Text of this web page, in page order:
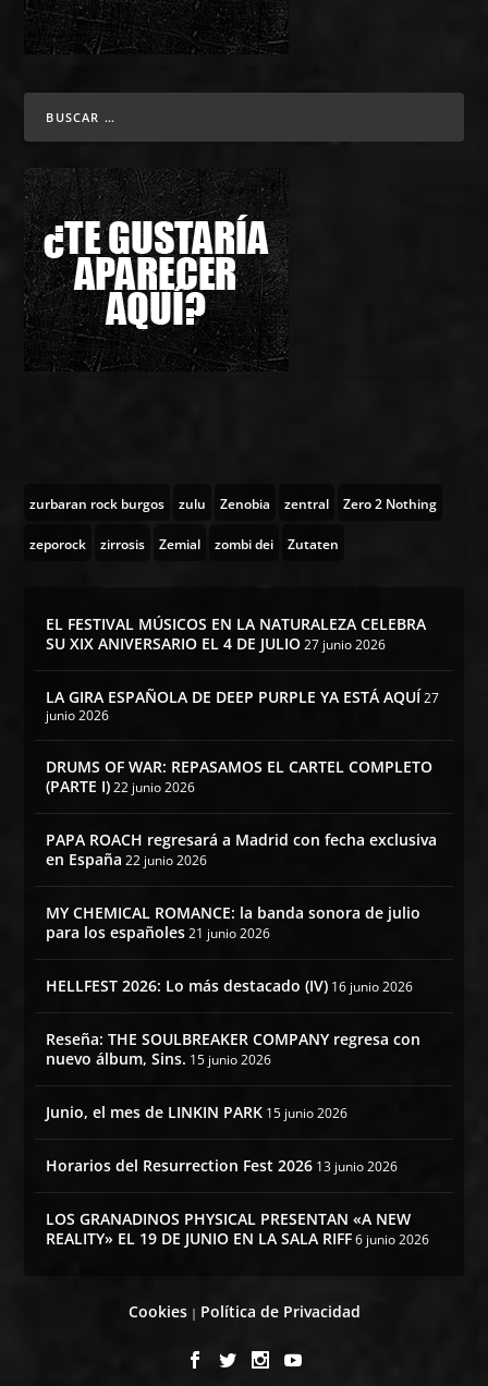
zurbaran rock burgos zulu Zenobia zentral Zero 2 Nothing
zeporock zirrosis Zemial zombi dei Zutaten
EL FESTIVAL MÚSICOS EN LA NATURALEZA CELEBRA
SU XIX ANIVERSARIO EL 4 DE JULIO 27 junio 2026
LA GIRA ESPAÑOLA DE DEEP PURPLE YA ESTÁ AQUÍ27
junio 2026
DRUMS OF WAR: REPASAMOS EL CARTEL COMPLETO
(PARTE I) 22 junio 2026
PAPA ROACH regresará a Madrid con fecha exclusiva
en España 22 junio 2026
MY CHEMICAL ROMANCE: la banda sonora de julio
para los españoles 21 junio 2026
HELLFEST 2026: Lo más destacado (IV) 16 junio 2026
Reseña: THE SOULBREAKER COMPANY regresa con
nuevo álbum, Sins. 15 junio 2026
Junio, el mes de LINKIN PARK 15 junio 2026
Horarios del Resurrection Fest 2026 13 junio 2026
LOS GRANADINOS PHYSICAL PRESENTAN «A NEW
REALITY» EL 19 DE JUNIO EN LA SALA RIFF 6 junio 2026
Cookies| Política de Privacidad